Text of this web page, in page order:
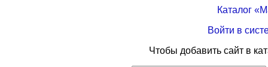
Каталог
Войти в
Чтобы добавить сайт в